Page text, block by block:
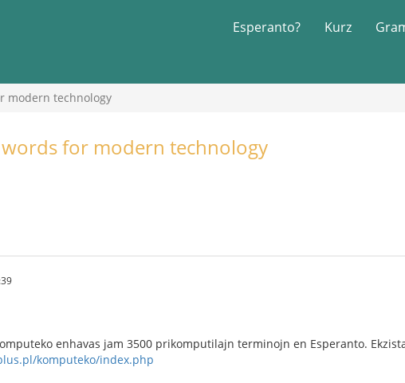
Esperanto? Kurz
modern technology
for modern technology
enhavas jam 3500 prikomputilajn terminojn en Esperanto.
komputeko/index.php